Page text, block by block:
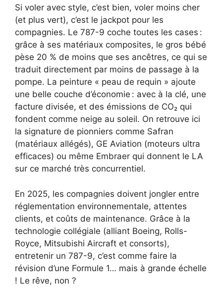
Si voler avec style, c’est bien, voler moins cher
(et plus vert), c’est le jackpot pour les
compagnies. Le 787-9 coche toutes les cases :
grâce à ses matériaux composites, le gros bébé
pèse 20 % de moins que ses ancêtres, ce qui se
traduit directement par moins de passage à la
pompe. La peinture « peau de requin » ajoute
une belle couche d’économie : avec à la clé, une
facture divisée, et des émissions de CO₂ qui
fondent comme neige au soleil. On retrouve ici
la signature de pionniers comme Safran
(matériaux allégés), GE Aviation (moteurs ultra
efficaces) ou même Embraer qui donnent le LA
sur ce marché très concurrentiel.
En 2025, les compagnies doivent jongler entre
réglementation environnementale, attentes
clients, et coûts de maintenance. Grâce à la
technologie collégiale (alliant Boeing, Rolls-
Royce, Mitsubishi Aircraft et consorts),
entretenir un 787-9, c’est comme faire la
révision d’une Formule 1… mais à grande échelle
! Le rêve, non ?